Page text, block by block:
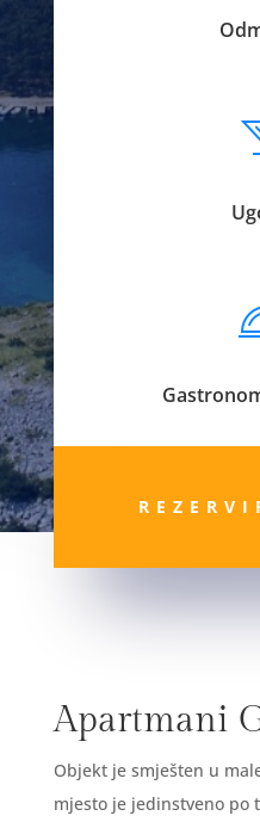
Apartmani
Objekt je smješten u
mjesto je jedinstveno po